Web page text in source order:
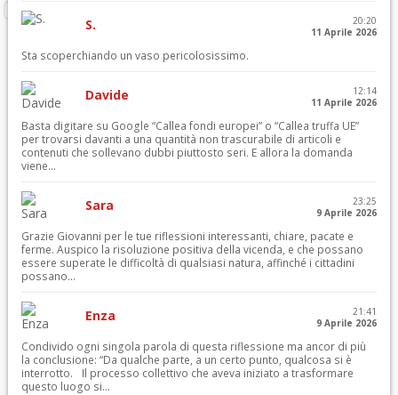
S.
20:20
11 Aprile 2026
Sta scoperchiando un vaso pericolosissimo.
Davide
12:14
11 Aprile 2026
Basta digitare su Google “Callea fondi europei” o “Callea truffa UE”
per trovarsi davanti a una quantità non trascurabile di articoli e
contenuti che sollevano dubbi piuttosto seri. E allora la domanda
viene...
Sara
23:25
9 Aprile 2026
Grazie Giovanni per le tue riflessioni interessanti, chiare, pacate e
ferme. Auspico la risoluzione positiva della vicenda, e che possano
essere superate le difficoltà di qualsiasi natura, affinché i cittadini
possano...
Enza
21:41
9 Aprile 2026
Condivido ogni singola parola di questa riflessione ma ancor di più
la conclusione: “Da qualche parte, a un certo punto, qualcosa si è
interrotto. Il processo collettivo che aveva iniziato a trasformare
questo luogo si...